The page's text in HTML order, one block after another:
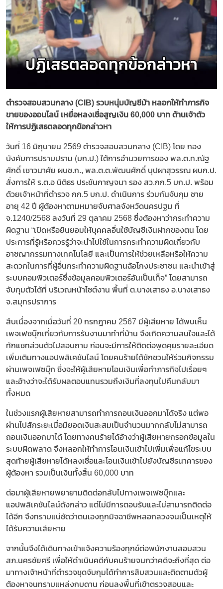
ตำรวจสอบสวนกลาง (CIB) รวบหนุ่มบัญชีม้า หลอกให้ทำภารกิจ
ขายของออนไลน์ เหยื่อหลงเชื่อสูญเงิน 60,000 บาท ด้านเจ้าตัว
ให้การปฏิเสธตลอดทุกข้อกล่าวหา
วันที่ 16 มิถุนายน 2569 ตำรวจสอบสวนกลาง (CIB) โดย กอง
บังคับการปราบปราม (บก.ป.) ใต้การอำนวยการของ พล.ต.ท.ณัฐ
ศักดิ์ เชาวนาศัย ผบช.ก., พล.ต.ต.พัฒนศักดิ์ บุปผาสุวรรณ ผบก.ป.
สั่งการให้ ร.ต.อ นิติธร ประชันกาญจนา รอง สว.กก.5 บก.ป. พร้อม
ด้วยเจ้าหน้าที่ตำรวจ กก.5 บก.ป. ดำเนินการ ร่วมกันจับกุม ชาย
อายุ 42 ปี ผู้ต้องหาตามหมายจับศาลจังหวัดนครปฐม ที่
จ.1240/2568 ลงวันที่ 29 ตุลาคม 2568 ซึ่งต้องหาว่ากระทำความ
ผิดฐาน “เปิดหรือยินยอมให้บุคคลอื่นใช้บัญชีเงินฝากของตน โดย
ประการที่รู้หรือควรรู้ว่าจะนำไปใช้ในการกระทำความผิดเกี่ยวกับ
อาชญากรรมทางเทคโนโลยี และเป็นการให้ช่วยเหลือหรือให้ความ
สะดวกในการที่ผู้อื่นกระทำความผิดฐานฉ้อโกงประชาชน และนำเข้าสู่
ระบบคอมพิวเตอร์ซึ่งข้อมูลคอมพิวเตอร์อันเป็นเท็จ” โดยสามารถ
จับกุมตัวได้ที่ บริเวณหน้าไซต์งาน พื้นที่ ต.บางเสาธง อ.บางเสาธง
จ.สมุทรปราการ
สืบเนื่องจากเมื่อวันที่ 20 กรกฎาคม 2567 มีผู้เสียหาย ได้พบเห็น
เพจเฟซบุ๊กเกี่ยวกับการรับงานมาทำที่บ้าน จึงเกิดความสนใจและได้
ทักแชทส่วนตัวไปสอบถาม ก่อนจะมีการให้ติดต่อพูดคุยรายละเอียด
เพิ่มเติมทางแอปพลิเคชันไลน์ โดยคนร้ายได้ชักชวนให้ร่วมกิจกรรม
ผ่านเพจเฟซบุ๊ก ซึ่งจะให้ผู้เสียหายโอนเงินเพื่อทำภารกิจไปเรื่อยๆ
และอ้างว่าจะได้รับผลตอบแทนรวมถึงเงินที่ลงทุนไปคืนกลับมา
ทั้งหมด
ในช่วงแรกผู้เสียหายสามารถทำการถอนเงินออกมาได้จริง แต่พอ
ผ่านไปสักระยะเมื่อมียอดเงินสะสมเป็นจำนวนมากกลับไม่สามารถ
ถอนเงินออกมาได้ โดยทางคนร้ายได้อ้างว่าผู้เสียหายกรอกข้อมูลใน
ระบบผิดพลาด จึงหลอกให้ทำการโอนเงินเข้าไปเพิ่มเพื่อแก้ไขระบบ
สุดท้ายผู้เสียหายได้หลงเชื่อและโอนเงินเข้าไปยังบัญชีธนาคารของ
ผู้ต้องหา รวมเป็นเงินทั้งสิ้น 60,000 บาท
ต่อมาผู้เสียหายพยายามติดต่อกลับไปทางเพจเฟซบุ๊กและ
แอปพลิเคชันไลน์ดังกล่าว แต่ไม่มีการตอบรับและไม่สามารถติดต่อ
ได้อีก จึงทราบแน่ชัดว่าตนเองถูกมิจฉาชีพหลอกลวงจนเป็นเหตุให้
ได้รับความเสียหาย
จากนั้นจึงได้เดินทางเข้าแจ้งความร้องทุกข์ต่อพนักงานสอบสวน
สภ.นครชัยศรี เพื่อให้ดำเนินคดีกับคนร้ายจนกว่าคดีจะถึงที่สุด ต่อ
มาทางเจ้าหน้าที่ตำรวจชุดจับกุมได้ทำการสืบสวนและติดตามตัวผู้
ต้องหาจนทราบแหล่งกบดาน ก่อนลงพื้นที่เข้าตรวจสอบและ